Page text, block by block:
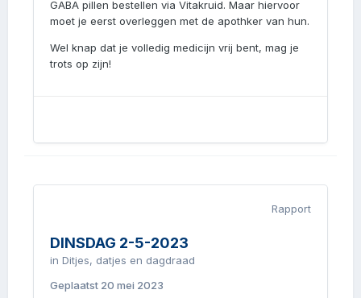
GABA pillen bestellen via Vitakruid. Maar hiervoor
moet je eerst overleggen met de apothker van hun.
Wel knap dat je volledig medicijn vrij bent, mag je
trots op zijn!
Rapport
DINSDAG 2-5-2023
in Ditjes, datjes en dagdraad
Geplaatst 20 mei 2023